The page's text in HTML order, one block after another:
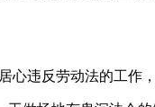
违反劳动法的工作，